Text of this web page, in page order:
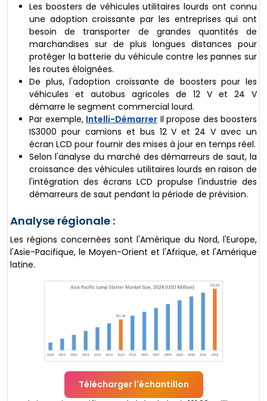
Les boosters de véhicules utilitaires lourds ont connu
une adoption croissante par les entreprises qui ont
besoin de transporter de grandes quantités de
marchandises sur de plus longues distances pour
protéger la batterie du véhicule contre les pannes sur
les routes éloignées.
De plus, l'adoption croissante de boosters pour les
véhicules et autobus agricoles de 12 V et 24 V
démarre le segment commercial lourd.
Par exemple, Intelli-Démarrer Il propose des boosters
IS3000 pour camions et bus 12 V et 24 V avec un
écran LCD pour fournir des mises à jour en temps réel.
Selon l'analyse du marché des démarreurs de saut, la
croissance des véhicules utilitaires lourds en raison de
l'intégration des écrans LCD propulse l'industrie des
démarreurs de saut pendant la période de prévision.
Analyse régionale :
Les régions concernées sont l'Amérique du Nord, l'Europe,
l'Asie-Pacifique, le Moyen-Orient et l'Afrique, et l'Amérique
latine.
Télécharger l'échantillon